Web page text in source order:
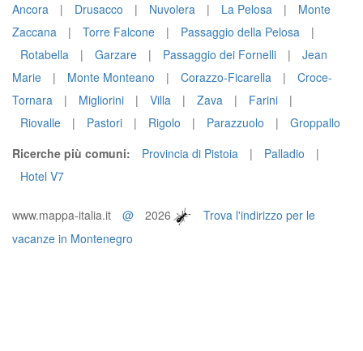
Ancora
| Drusacco | Nuvolera | La Pelosa |
Monte
Zaccana
| Torre Falcone | Passaggio della Pelosa
|
Rotabella
| Garzare | Passaggio dei Fornelli |
Jean
Marie
| Monte Monteano | Corazzo-Ficarella |
Croce-
Tornara
| Migliorini | Villa | Zava | Farini
|
Riovalle
| Pastori | Rigolo | Parazzuolo |
Groppallo
Ricerche più comuni:
Provincia di Pistoia | Palladio
|
Hotel V7
www.mappa-italia.it @ 2026
Trova l'indirizzo per le
vacanze in Montenegro